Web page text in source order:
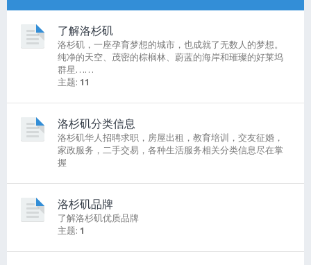
了解洛杉矶
洛杉矶，一座孕育梦想的城市，也成就了无数人的梦想。
纯净的天空、茂密的棕榈林、蔚蓝的海岸和璀璨的好莱坞
群星……
主题: 11
洛杉矶分类信息
洛杉矶华人招聘求职，房屋出租，教育培训，交友征婚，
家政服务，二手交易，各种生活服务相关分类信息尽在掌
握
洛杉矶品牌
了解洛杉矶优质品牌
主题: 1